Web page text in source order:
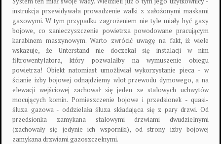
instrukcja przewidywała prowadzenie walki z założonymi maskami
gazowymi. W tym przypadku zagrożeniem nie tyle miały być gazy
bojowe, co zanieczyszczenie powietrza powodowane pracującym
karabinem maszynowym. Warto zwrócić uwagę na fakt, iż wiele
wskazuje, że Unterstand nie doczekał się instalacji w nim
filtrowentylatora, który pozwalałby na wymuszenie obiegu
powietrza! Obiekt natomiast umożliwiał wykorzystanie pieca - w
ścianie izby bojowej odnajdziemy wlot przewodu dymowego, a na
elewacji wejściowej zachował się jeden ze stalowych uchwytów
mocujących komin. Pomieszczenie bojowe i przedsionek - quasi-
śluza gazowa - oddzielała śluza składająca się z pary drzwi. Od
przedsionka zamykana stalowymi drzwiami dwudzielnymi
(zachowały się jedynie ich wsporniki), od strony izby bojowej
zamykana drzwiami gazoszczelnymi.